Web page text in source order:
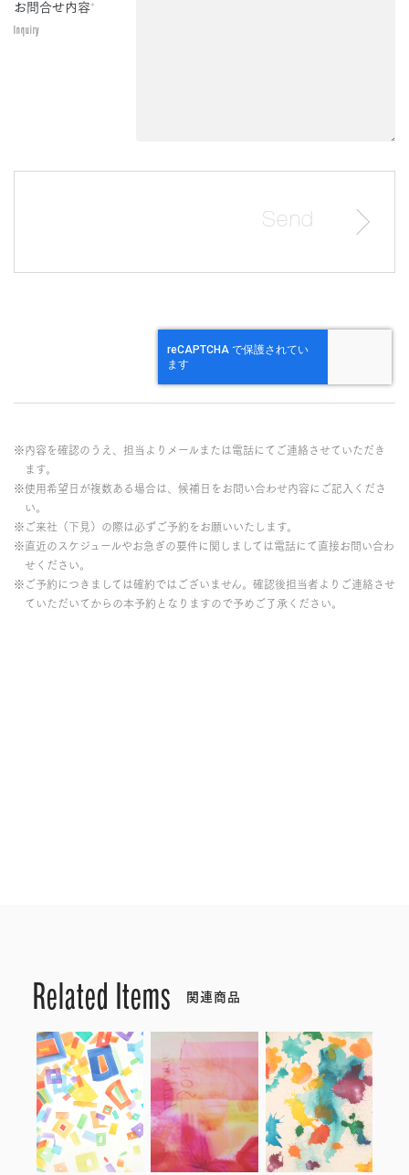
お問合せ内容*
Inquiry
※内容を確認のうえ、担当よりメールまたは電話にてご連絡させていただき
ます。
※使用希望日が複数ある場合は、候補日をお問い合わせ内容にご記入くださ
い。
※ご来社（下見）の際は必ずご予約をお願いいたします。
※直近のスケジュールやお急ぎの要件に関しましては電話にて直接お問い合わ
せください。
※ご予約につきましては確約ではございません。確認後担当者よりご連絡させ
ていただいてからの本予約となりますので予めご了承ください。
Related Items 関連商品